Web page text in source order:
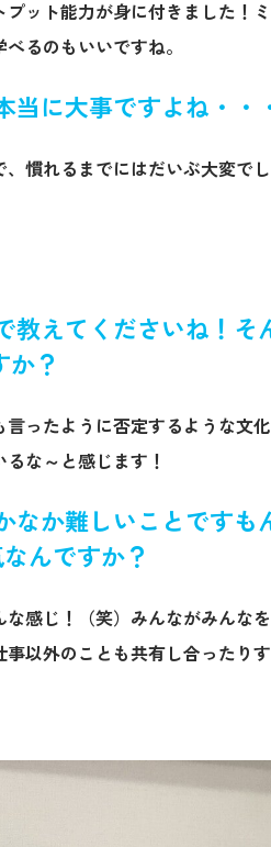
ット能力が身に付きました！
るのもいいですね。
に大事ですよね・・
慣れるまでにはだいぶ大変で
教えてくださいね！そ
？
ったように否定するような文化
な～と感じます！
なか難しいことですも
んですか？
感じ！（笑）みんながみんな
以外のことも共有し合ったり